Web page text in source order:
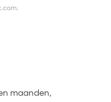
maanden,